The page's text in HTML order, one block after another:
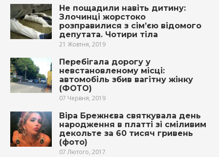
Не пощадили навіть дитину:
Злочинці жорстоко
розправилися з сім’єю відомого
депутата. Чотири тіла
21 Жовтня, 2019
Перебігала дорогу у
невстановленому місці:
автомобіль збив вагітну жінку
(ФОТО)
07 Червня, 2019
Віра Брежнєва святкувала день
народження в платті зі сміливим
декольте за 60 тисяч гривень
(фото)
07 Лютого, 2017